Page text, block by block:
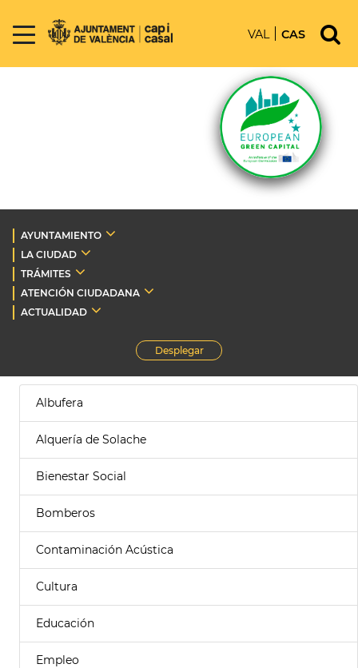
VAL CAS
AYUNTAMIENTO
LA CIUDAD
TRÁMITES
ATENCIÓN CIUDADANA
ACTUALIDAD
Desplegar
Albufera
Alquería de Solache
Bienestar Social
Bomberos
Contaminación Acústica
Cultura
Educación
Empleo